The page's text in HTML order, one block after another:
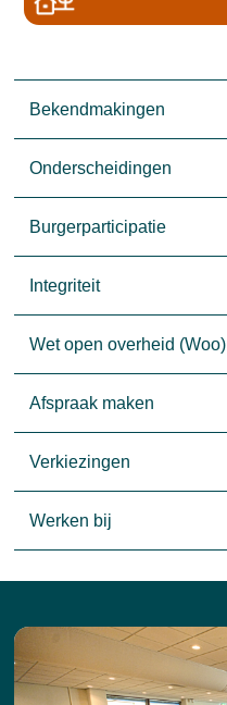
Bekendmakingen
Onderscheidingen
Burgerparticipatie
Integriteit
Wet open overheid (Woo)
Afspraak maken
Verkiezingen
Werken bij